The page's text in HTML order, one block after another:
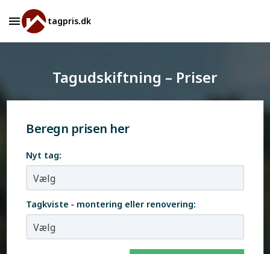
tagpris.dk
Tagudskiftning – Priser
Beregn prisen her
Nyt tag:
Tagkviste - montering eller renovering: